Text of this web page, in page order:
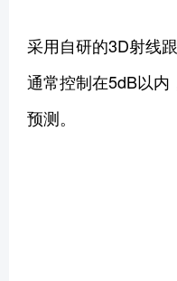
采用自研的3D射线
通常控制在5dB以
预测。